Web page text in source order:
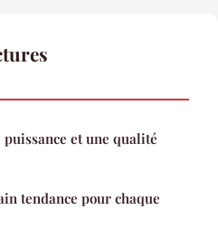
et une qualité
tendance pour chaque